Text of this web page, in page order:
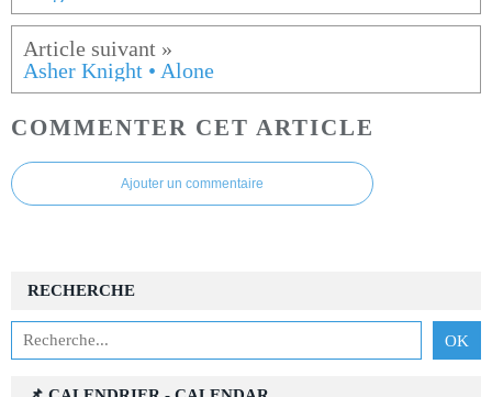
Asher Knight • Alone
COMMENTER CET ARTICLE
Ajouter un commentaire
RECHERCHE